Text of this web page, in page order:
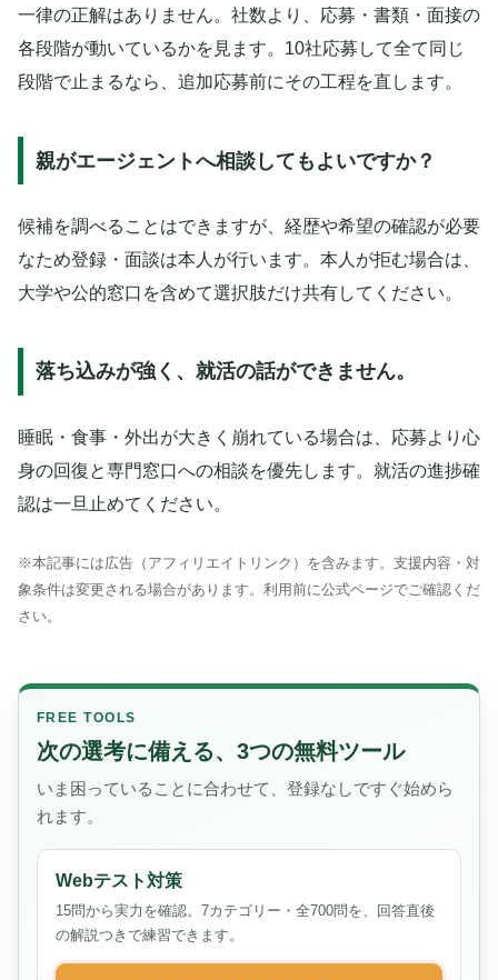
一律の正解はありません。社数より、応募・書類・面接の
各段階が動いているかを見ます。10社応募して全て同じ
段階で止まるなら、追加応募前にその工程を直します。
親がエージェントへ相談してもよいですか？
候補を調べることはできますが、経歴や希望の確認が必要
なため登録・面談は本人が行います。本人が拒む場合は、
大学や公的窓口を含めて選択肢だけ共有してください。
落ち込みが強く、就活の話ができません。
睡眠・食事・外出が大きく崩れている場合は、応募より心
身の回復と専門窓口への相談を優先します。就活の進捗確
認は一旦止めてください。
※本記事には広告（アフィリエイトリンク）を含みます。支援内容・対
象条件は変更される場合があります。利用前に公式ページでご確認くだ
さい。
FREE TOOLS
次の選考に備える、3つの無料ツール
いま困っていることに合わせて、登録なしですぐ始めら
れます。
Webテスト対策
15問から実力を確認。7カテゴリー・全700問を、回答直後
の解説つきで練習できます。